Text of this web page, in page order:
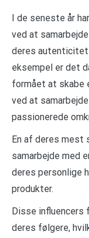
I de seneste år
ved at
deres
eksempel er det
formået at skabe
ved at
passionerede
En af deres mest
samarbejde med
deres personlige
produkter.
Disse influencers
deres følgere,